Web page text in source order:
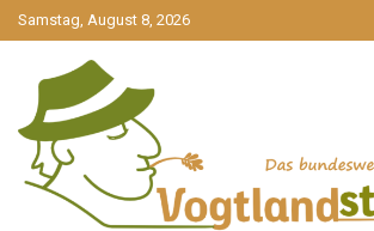
gehe
zum
Samstag, August 8, 2026